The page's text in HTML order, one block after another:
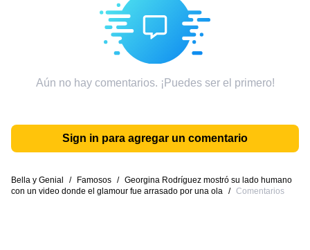
Aún no hay comentarios. ¡Puedes ser el primero!
Sign in para agregar un comentario
Bella y Genial / Famosos / Georgina Rodríguez mostró su lado humano
con un video donde el glamour fue arrasado por una ola / Comentarios